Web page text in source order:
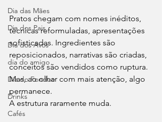
Dia das Mães
Dia dos Pais
Dia dos Avós
dia do amigo
Dia do Fondue
Drinks
Cafés
Pratos chegam com nomes inéditos,
técnicas reformuladas, apresentações
sofisticadas. Ingredientes são
reposicionados, narrativas são criadas,
conceitos são vendidos como ruptura.
Mas, ao olhar com mais atenção, algo
permanece.
A estrutura raramente muda.